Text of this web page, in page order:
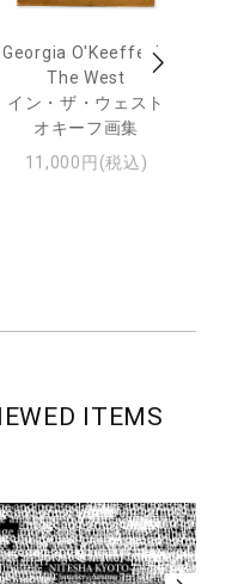
Georgia O'Keeffe: In
The West
イン・ザ・ウェスト
オキーフ画集
11,000円(税込)
ITEMS